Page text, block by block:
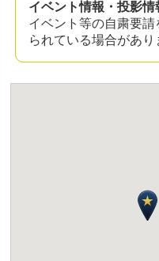
イベント情報・投影情
イベント等の自粛要
られている場合があ